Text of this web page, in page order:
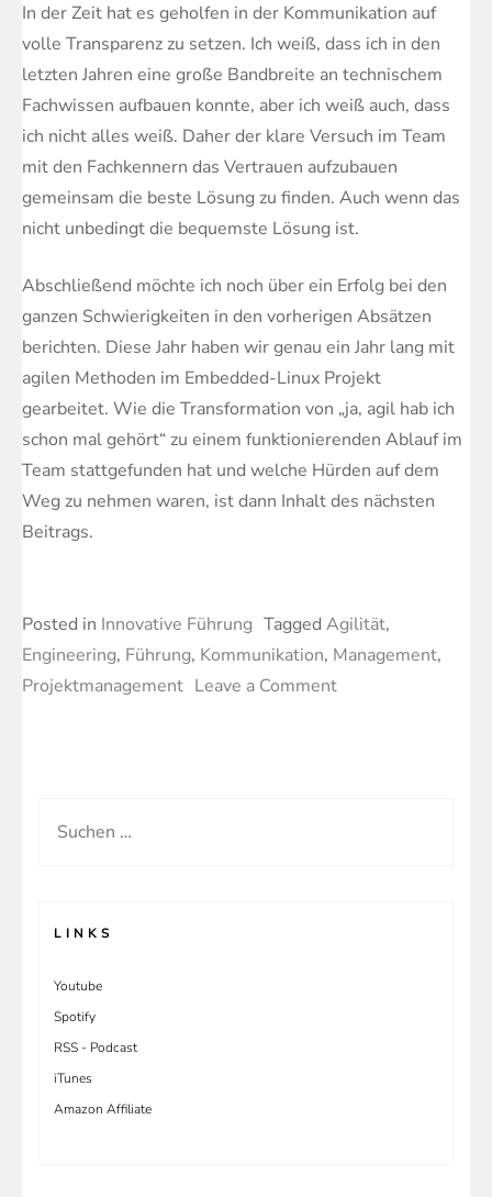
In der Zeit hat es geholfen in der Kommunikation auf
volle Transparenz zu setzen. Ich weiß, dass ich in den
letzten Jahren eine große Bandbreite an technischem
Fachwissen aufbauen konnte, aber ich weiß auch, dass
ich nicht alles weiß. Daher der klare Versuch im Team
mit den Fachkennern das Vertrauen aufzubauen
gemeinsam die beste Lösung zu finden. Auch wenn das
nicht unbedingt die bequemste Lösung ist.
Abschließend möchte ich noch über ein Erfolg bei den
ganzen Schwierigkeiten in den vorherigen Absätzen
berichten. Diese Jahr haben wir genau ein Jahr lang mit
agilen Methoden im Embedded-Linux Projekt
gearbeitet. Wie die Transformation von „ja, agil hab ich
schon mal gehört“ zu einem funktionierenden Ablauf im
Team stattgefunden hat und welche Hürden auf dem
Weg zu nehmen waren, ist dann Inhalt des nächsten
Beitrags.
Posted in Innovative Führung Tagged Agilität,
Engineering, Führung, Kommunikation, Management,
Projektmanagement Leave a Commenton
Suchen
LINKS
Youtube
Spotify
RSS - Podcast
iTunes
Amazon Affiliate